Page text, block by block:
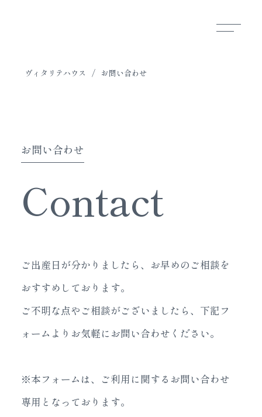
ヴィタリテハウス / お問い合わせ
お問い合わせ
Contact
ご出産日が分かりましたら、お早めのご相談を
おすすめしております。
ご不明な点やご相談がございましたら、下記フ
ォームよりお気軽にお問い合わせください。
※本フォームは、ご利用に関するお問い合わせ
専用となっております。